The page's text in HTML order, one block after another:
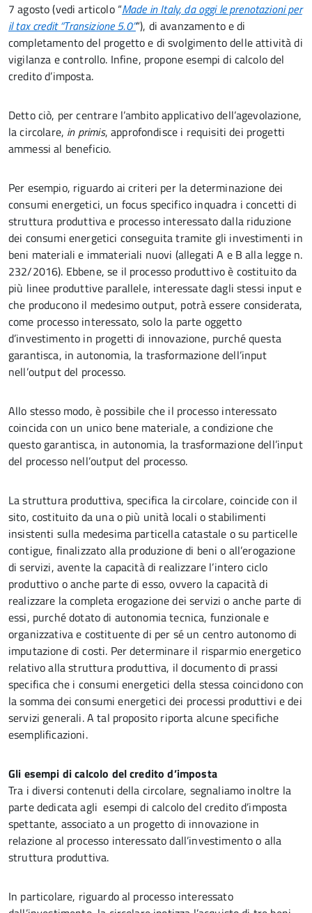
7 agosto (vedi articolo “Made in Italy, da oggi le prenotazioni per
il tax credit “Transizione 5.0”“), di avanzamento e di
completamento del progetto e di svolgimento delle attività di
vigilanza e controllo. Infine, propone esempi di calcolo del
credito d’imposta.
Detto ciò, per centrare l’ambito applicativo dell’agevolazione,
la circolare, in primis, approfondisce i requisiti dei progetti
ammessi al beneficio.
Per esempio, riguardo ai criteri per la determinazione dei
consumi energetici, un focus specifico inquadra i concetti di
struttura produttiva e processo interessato dalla riduzione
dei consumi energetici conseguita tramite gli investimenti in
beni materiali e immateriali nuovi (allegati A e B alla legge n.
232/2016). Ebbene, se il processo produttivo è costituito da
più linee produttive parallele, interessate dagli stessi input e
che producono il medesimo output, potrà essere considerata,
come processo interessato, solo la parte oggetto
d’investimento in progetti di innovazione, purché questa
garantisca, in autonomia, la trasformazione dell’input
nell’output del processo.
Allo stesso modo, è possibile che il processo interessato
coincida con un unico bene materiale, a condizione che
questo garantisca, in autonomia, la trasformazione dell’input
del processo nell’output del processo.
La struttura produttiva, specifica la circolare, coincide con il
sito, costituito da una o più unità locali o stabilimenti
insistenti sulla medesima particella catastale o su particelle
contigue, finalizzato alla produzione di beni o all’erogazione
di servizi, avente la capacità di realizzare l’intero ciclo
produttivo o anche parte di esso, ovvero la capacità di
realizzare la completa erogazione dei servizi o anche parte di
essi, purché dotato di autonomia tecnica, funzionale e
organizzativa e costituente di per sé un centro autonomo di
imputazione di costi. Per determinare il risparmio energetico
relativo alla struttura produttiva, il documento di prassi
specifica che i consumi energetici della stessa coincidono con
la somma dei consumi energetici dei processi produttivi e dei
servizi generali. A tal proposito riporta alcune specifiche
esemplificazioni.
Gli esempi di calcolo del credito d’imposta
Tra i diversi contenuti della circolare, segnaliamo inoltre la
parte dedicata agli esempi di calcolo del credito d’imposta
spettante, associato a un progetto di innovazione in
relazione al processo interessato dall’investimento o alla
struttura produttiva.
In particolare, riguardo al processo interessato